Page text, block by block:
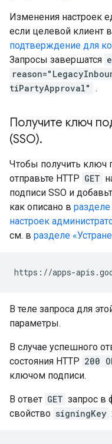
Изменения настроек
если целевой клиент
подтверждение для
Запросы завершатся
tiPartyApproval" .
Получите ключ
(SSO).
Чтобы получить ключ
отправьте HTTP GET
подписи SSO и
как описано в
настроек
см. в разделе
В теле запроса для
параметры.
В случае успешного
состояния HTTP 200
ключом подписи.
В ответ GET запрос в
свойство signingKey :